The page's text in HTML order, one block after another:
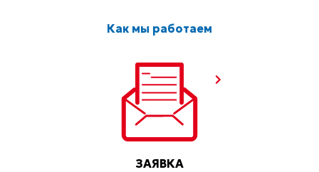
Как мы работаем
ЗАЯВКА